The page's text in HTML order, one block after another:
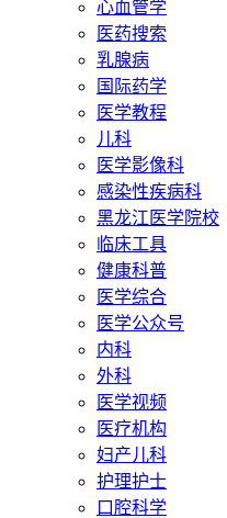
心血管学
医药搜索
乳腺病
国际药学
医学教程
儿科
医学影像科
感染性疾病科
黑龙江医学院校
临床工具
健康科普
医学综合
医学公众号
内科
外科
医学视频
医疗机构
妇产儿科
护理护士
口腔科学